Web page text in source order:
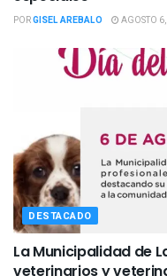
PORGISEL AREBALO AGOSTO
DESTACADO
La Municipalidad de
veterinarios y